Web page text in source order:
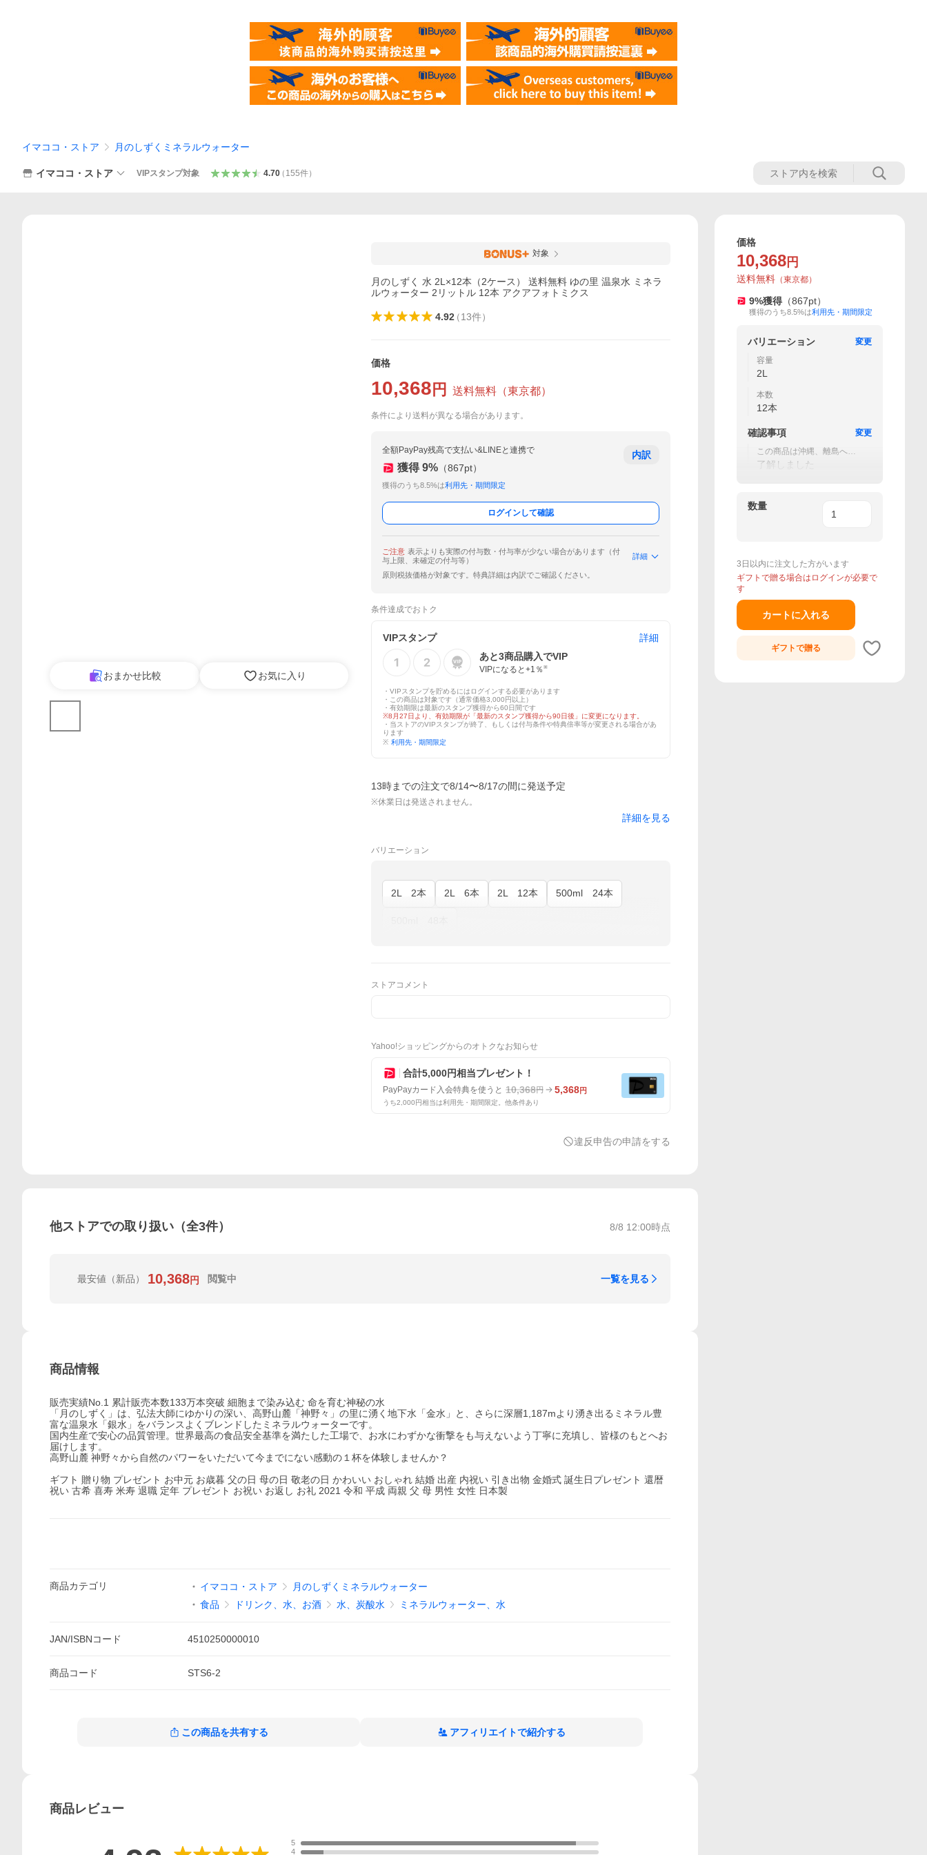
イマココ・ストア 月のしずくミネラルウォーター
イマココ・ストア VIPスタンプ対象 4.70（ 155件）
おまかせ比較 お気に入り
対象
月のしずく 水 2L×12本（2ケース） 送料無料 ゆの里 温泉水 ミネラ
ルウォーター 2リットル 12本 アクアフォトミクス
4.92（13件）
価格
10,368 円 送料無料 （東京都）
条件により送料が異なる場合があります。
全額PayPay残高で支払い&LINEと連携で
獲得 9% （867pt）
獲得のうち8.5%は利用先・期間限定
内訳
ログインして確認
ご注意 表示よりも実際の付与数・付与率が少ない場合があります（付
与上限、未確定の付与等）
詳細
原則税抜価格が対象です。特典詳細は内訳でご確認ください。
条件達成でおトク
VIPスタンプ
詳細
あと3商品購入でVIP
VIPになると+1 ％ ※
・VIPスタンプを貯めるにはログインする必要があります
・この商品は対象です（通常価格3,000円以上）
・有効期限は最新のスタンプ獲得から60日間です
※8月27日より、有効期限が「最新のスタンプ獲得から90日後」に変更になります。
・当ストアのVIPスタンプが終了、もしくは付与条件や特典倍率等が変更される場合があ
ります
※ 利用先・期間限定
13時までの注文で8/14〜8/17の間に発送予定
※休業日は発送されません。
詳細を見る
バリエーション
2L 2本 2L 6本 2L 12本 500ml 24本
ストアコメント
Yahoo!ショッピングからのオトクなお知らせ
合計5,000円相当プレゼント！
PayPayカード入会特典を使うと 10,368円 5,368円
うち2,000円相当は利用先・期間限定。他条件あり
違反申告の申請をする
他ストアでの取り扱い（全3件） 8/8 12:00時点
最安値 （新品） 10,368円 閲覧中 一覧を見る
商品情報
販売実績No.1 累計販売本数133万本突破 細胞まで染み込む 命を育む神秘の水
「月のしずく」は、弘法大師にゆかりの深い、高野山麓「神野々」の里に湧く地下水「金水」と、さらに深層1,187mより湧き出るミネラル豊
富な温泉水「銀水」をバランスよくブレンドしたミネラルウォーターです。
国内生産で安心の品質管理。世界最高の食品安全基準を満たした工場で、お水にわずかな衝撃をも与えないよう丁寧に充填し、皆様のもとへお
届けします。
高野山麓 神野々から自然のパワーをいただいて今までにない感動の１杯を体験しませんか？
ギフト 贈り物 プレゼント お中元 お歳暮 父の日 母の日 敬老の日 かわいい おしゃれ 結婚 出産 内祝い 引き出物 金婚式 誕生日プレゼント 還暦
祝い 古希 喜寿 米寿 退職 定年 プレゼント お祝い お返し お礼 2021 令和 平成 両親 父 母 男性 女性 日本製
商品カテゴリ イマココ・ストア
月のしずくミネラルウォーター
食品
ドリンク、水、お酒 水、炭酸水 ミネラルウォーター、水
JAN/ISBNコード 4510250000010
商品コード STS6-2
この商品を共有する アフィリエイトで紹介する
商品レビュー
5
4
価格
10,368 円
送料無料 （東京都）
9%獲得 （867pt）
獲得のうち8.5%は利用先・期間限定
バリエーション
変更
容量
2L
本数
12本
確認事項
変更
この商品は沖縄、離島への
配送はできません。
了解しました
数量
3日以内に注文した方がいます
ギフトで贈る場合はログインが必要で
す
カートに入れる
ギフトで贈る